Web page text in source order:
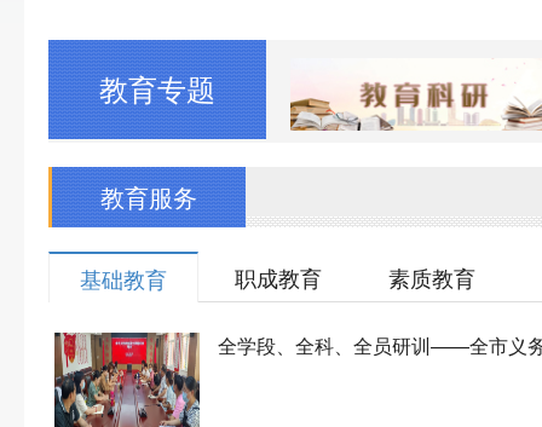
教育专题
教育服务
基础教育 职成教育 素质教育
全学段、全科、全员研训——全市义